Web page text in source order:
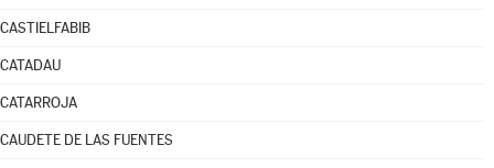
CASTIELFABIB
CATADAU
CATARROJA
CAUDETE DE LAS FUENTES